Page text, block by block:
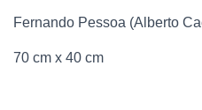
Fernando Pessoa (Alberto
70 cm x 40 cm